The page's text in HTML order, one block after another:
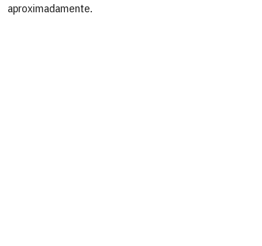
aproximadamente.